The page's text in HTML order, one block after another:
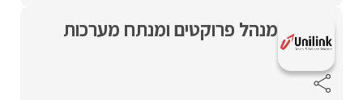
מנהל פרוקטים ומנתח מערכות